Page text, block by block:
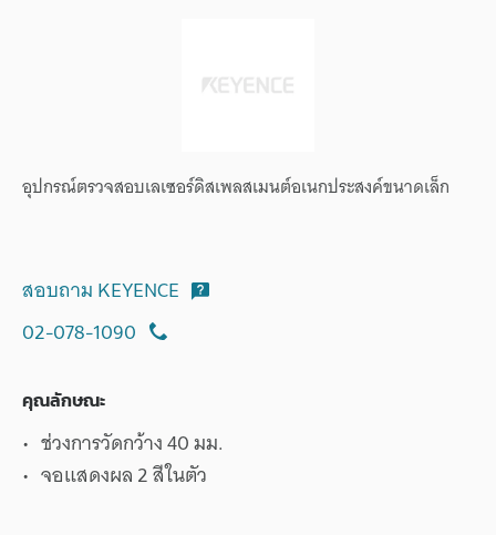
อุปกรณ์ตรวจสอบเลเซอร์ดิสเพลสเมนต์อเนกประสงค์ขนาดเล็ก
สอบถาม KEYENCE
02-078-1090
คุณลักษณะ
ช่วงการวัดกว้าง 40 มม.
จอแสดงผล 2 สีในตัว